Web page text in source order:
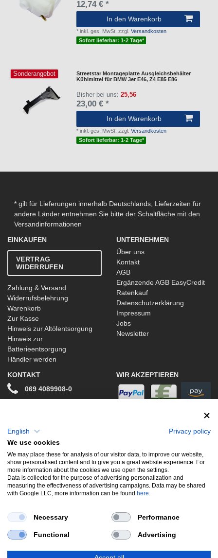
12,74 € *
In den Warenkorb
*inkl. ges. MwSt. zzgl.Versandkosten
Sofort lieferbar: 1-2 Tage*
Sonderangebot
Streetstar Montageplatte Ausgleichsbehälter
Kühlmittel für BMW 3er E46, Z4 E85 E86
Bisher bei uns:25,56
23,00 € *
In den Warenkorb
*inkl. ges. MwSt. zzgl.Versandkosten
Sofort lieferbar: 1-2 Tage*
* gilt für Lieferungen innerhalb Deutschlands, Lieferzeiten für
andere Länder entnehmen Sie bitte der Schaltfläche mit den
Versandinformationen
EINKAUFEN
VERTRAG
WIDERRUFEN
Zahlung & Versand
Widerrufsbelehrung
Warenkorb
Zur Kasse
Hinweis zur Altölentsorgung
Hinweis zur
Batterieentsorgung
Händler werden
UNTERNEHMEN
Über uns
Kontakt
AGB
Ergänzende AGB EasyCredit
Ratenkauf
Datenschutzerklärung
Impressum
Jobs
Newsletter
KONTAKT
069 4089908-0
Facebook
Instagram
WIR AKZEPTIEREN
UNSERE BELIEBTESTEN PRODUKTE
Gewindefahrwerke
Auspuffklappen
Endschalldämpfer Bremsscheiben Carbon Style & Aerodynamik
English
Privacy policy
We use cookies
We may place these for analysis of our visitor data, to improve our website,
show personalised content and to give you a great website experience. For
more information about the cookies we use open the settings.
Data is collected for the purpose of advertising personalization and
measuring the effectiveness of advertising campaigns. Data may be shared
with Google LLC, more information can be found here.
Necessary Performance
Functional Advertising